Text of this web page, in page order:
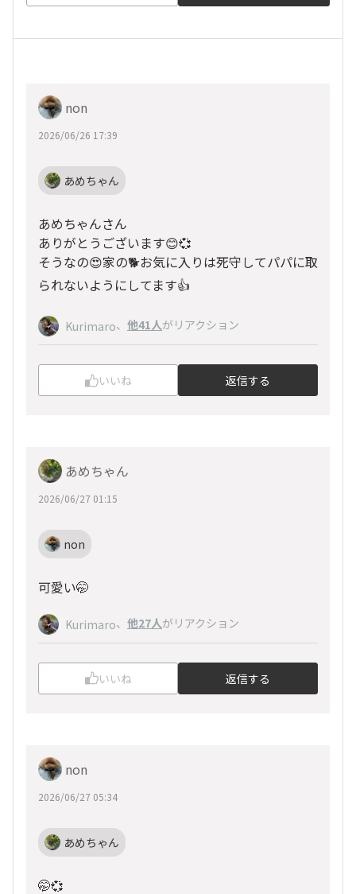
non
2026/06/26 17:39
あめちゃん
あめちゃんさん
ありがとうございます😊💞
そうなの😍家の🐕️お気に入りは死守してパパに取
られないようにしてます👍
Kurimaro、 他41人がリアクション
いいね 返信する
あめちゃん
2026/06/27 01:15
non
可愛い🤭
Kurimaro、 他27人がリアクション
いいね 返信する
non
2026/06/27 05:34
あめちゃん
🤭💞